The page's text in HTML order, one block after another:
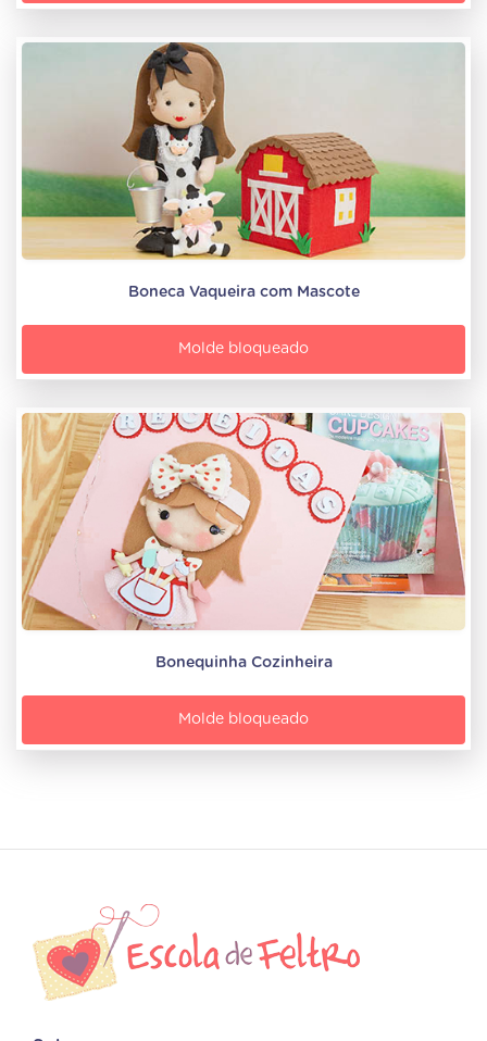
Boneca Vaqueira com Mascote
Molde bloqueado
Bonequinha Cozinheira
Molde bloqueado